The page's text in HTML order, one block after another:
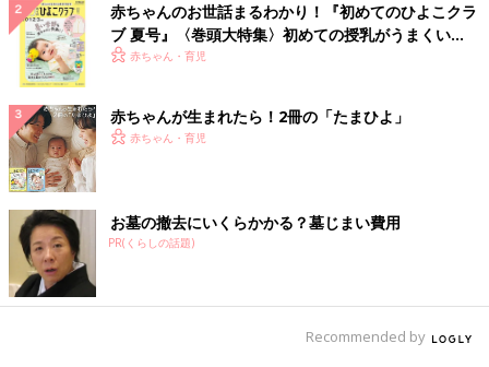
赤ちゃんのお世話まるわかり！『初めてのひよこクラ
ブ 夏号』〈巻頭大特集〉初めての授乳がうまくい
く！ おっぱい・ミルクの基本と夏のトラブル 解決テ
赤ちゃん・育児
赤ちゃんが生まれたら！2冊の「たまひよ」
赤ちゃん・育児
お墓の撤去にいくらかかる？墓じまい費用
PR(くらしの話題)
Recommended by